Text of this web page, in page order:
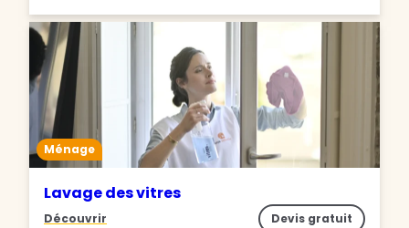
Ménage
Lavage des vitres
Découvrir Devis gratuit